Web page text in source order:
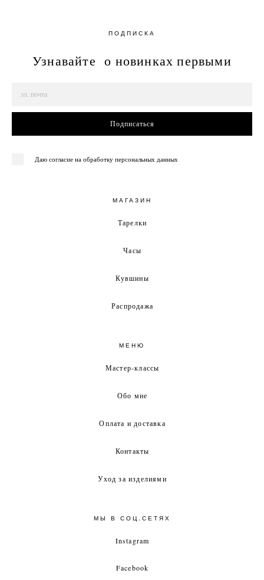
ПОДПИСКА
Узнавайте о новинках первыми
Подписаться
Даю согласие на обработку персональных данных
МАГАЗИН
Тарелки
Часы
Кувшины
Распродажа
МЕНЮ
Мастер-классы
Обо мне
Оплата и доставка
Контакты
Уход за изделиями
МЫ В СОЦ.СЕТЯХ
Instagram
Facebook